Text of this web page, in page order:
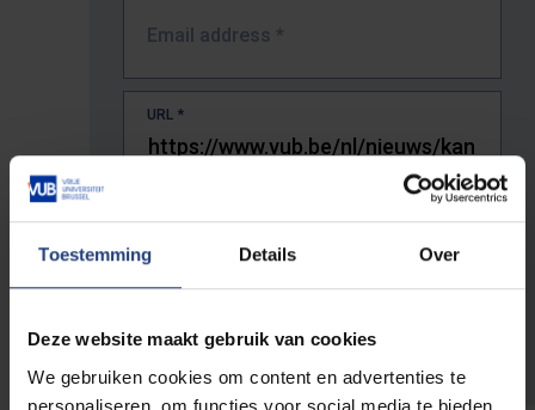
Toestemming Details Over
Deze website maakt gebruik van cookies
We gebruiken cookies om content en advertenties te
personaliseren, om functies voor social media te bieden
Email address *
URL *
The full URL of the page where you encountered the error.